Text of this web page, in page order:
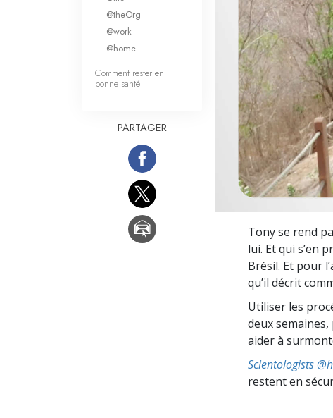
Qu’est-ce que la
Tony se rend
lui. Et qui s’en
Brésil. Et pour
qu’il décrit
Utiliser les
deux
aider à
Scientologists
restent en
@theOrg
@work
@home
Comment rester en
bonne santé
PARTAGER